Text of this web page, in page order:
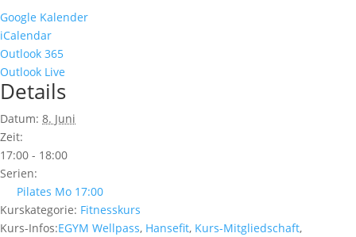
Google Kalender
iCalendar
Outlook 365
Outlook Live
Details
Datum: 8. Juni
Zeit:
17:00 - 18:00
Serien:
Pilates Mo 17:00
Kurskategorie: Fitnesskurs
Kurs-Infos:EGYM Wellpass, Hansefit, Kurs-Mitgliedschaft,